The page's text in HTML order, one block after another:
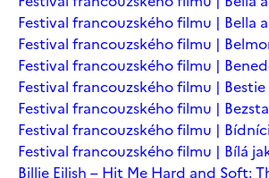
Festival francouzského filmu | Bella
Festival francouzského filmu |
Festival francouzského filmu |
Festival francouzského filmu | Bestie
Festival francouzského filmu |
Festival francouzského filmu | Bídníci
Festival francouzského filmu | Bílá
Billie Eilish – Hit Me Hard and Soft: